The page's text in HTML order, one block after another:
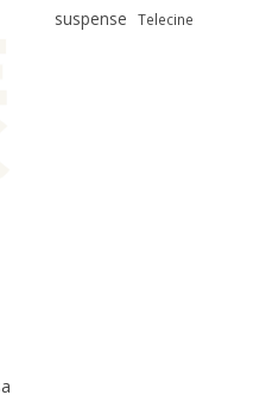
suspense Telecine